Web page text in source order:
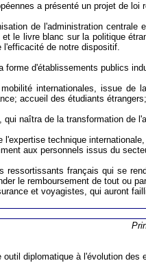
a présenté un projet de loi
de l'administration
le livre blanc sur la politique
l'efficacité de notre dispositif.
forme d'établissements publics
internationales, issue de
accueil des étudiants
naîtra de la transformation de
l'expertise technique
aux personnels issus du
ressortissants français qui se
le remboursement de tout ou
et voyagistes, qui auront
diplomatique à l'évolution des